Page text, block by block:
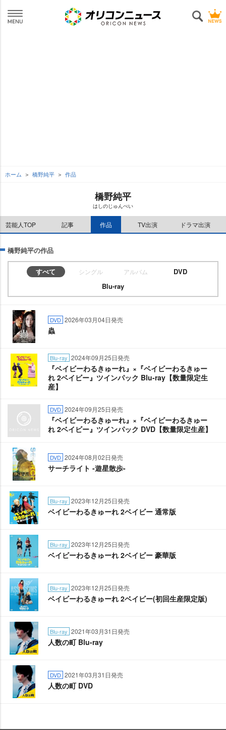
ホーム 橋野純平 作品
橋野純平
はしのじゅんぺい
芸能人TOP 記事 作品 TV出演 ドラマ出演
橋野純平の作品
すべて シングル アルバム
DVD
Blu-ray
DVD 2026年03月04日発売
蟲
Blu-ray 2024年09月25日発売
『ベイビーわるきゅーれ』×『ベイビーわるきゅー
れ 2ベイビー』ツインパック Blu-ray【数量限定生
産】
DVD 2024年09月25日発売
『ベイビーわるきゅーれ』×『ベイビーわるきゅー
れ 2ベイビー』ツインパック DVD【数量限定生産】
DVD 2024年08月02日発売
サーチライト -遊星散歩-
Blu-ray 2023年12月25日発売
ベイビーわるきゅーれ 2ベイビー 通常版
Blu-ray 2023年12月25日発売
ベイビーわるきゅーれ 2ベイビー 豪華版
Blu-ray 2023年12月25日発売
ベイビーわるきゅーれ 2ベイビー(初回生産限定版)
Blu-ray 2021年03月31日発売
人数の町 Blu-ray
DVD 2021年03月31日発売
人数の町 DVD